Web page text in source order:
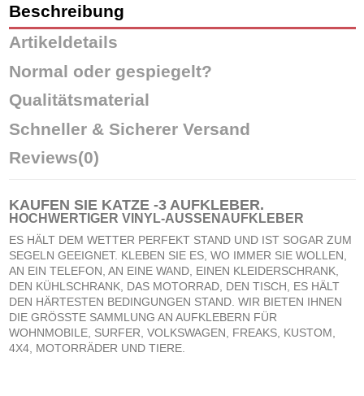
Beschreibung
Artikeldetails
Normal oder gespiegelt?
Qualitätsmaterial
Schneller & Sicherer Versand
Reviews(0)
KAUFEN SIE KATZE -3 AUFKLEBER.
HOCHWERTIGER VINYL-AUSSENAUFKLEBER
ES HÄLT DEM WETTER PERFEKT STAND UND IST SOGAR ZUM
SEGELN GEEIGNET. KLEBEN SIE ES, WO IMMER SIE WOLLEN,
AN EIN TELEFON, AN EINE WAND, EINEN KLEIDERSCHRANK,
DEN KÜHLSCHRANK, DAS MOTORRAD, DEN TISCH, ES HÄLT
DEN HÄRTESTEN BEDINGUNGEN STAND. WIR BIETEN IHNEN
DIE GRÖSSTE SAMMLUNG AN AUFKLEBERN FÜR
WOHNMOBILE, SURFER, VOLKSWAGEN, FREAKS, KUSTOM,
4X4, MOTORRÄDER UND TIERE.